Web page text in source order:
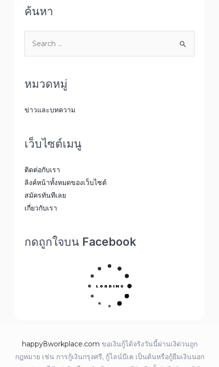
ค้นหา
หมวดหมู่
ข่าวและบทความ
เว็บไซต์เมนู
ติดต่อกับเรา
ลิงค์หน้าทั้งหมดของเว็บไซต์
สมัครทันทีเลย
เกี่ยวกับเรา
กดถูกใจบน Facebook
happy8workplace.com ขอเงินกู้ได้จริงวันนี้ผ่านเงิด่วนถูก
กฎหมาย เช่น การกู้เงินกรุงศรี, กู้ไลน์บีเค เป็นต้นหรือกู้ยืมเงินนอก